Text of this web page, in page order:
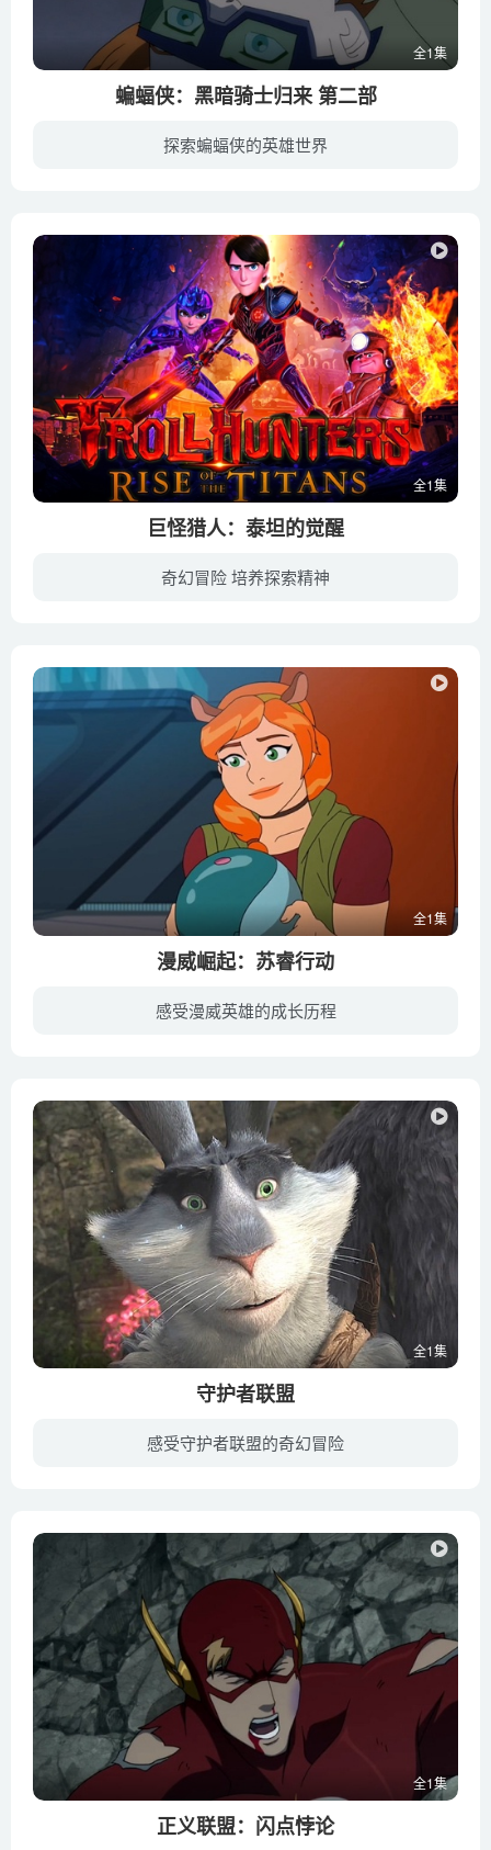
全1集
蝙蝠侠：黑暗骑士归来 第二部
探索蝙蝠侠的英雄世界
全1集
巨怪猎人：泰坦的觉醒
奇幻冒险 培养探索精神
全1集
漫威崛起：苏睿行动
感受漫威英雄的成长历程
全1集
守护者联盟
感受守护者联盟的奇幻冒险
全1集
正义联盟：闪点悖论